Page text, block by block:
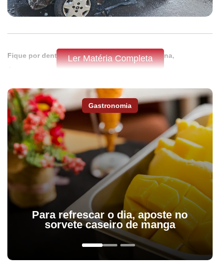
Fique por dentro do que acontece em Apucarana,
Arapongas e região,assine a Tribuna do Norte.
O Corpo de Bombeiros foi acionado para combater um incêndio
em um veículo na BR-376 entre Apucarana e Califórnia. O carro
pegou fogo após bater contra um outro automóvel na rodovia.
Duas pessoas ficaram feridas.
O veículo incendiado- um Chevrolet Celta - foi totalmente
destruído pelas chamas. O carro se envolveu em um acidente
com uma Fiat Strada a dois quilômetros da entrada de Califórnia.
Os bombeiros de Apucarana informaram que três pessoas
estavam nos veículos envolvidos no acidente. Duas foram
Ler Matéria Completa
Gastronomia
Para refrescar o dia, aposte no
sorvete caseiro de manga